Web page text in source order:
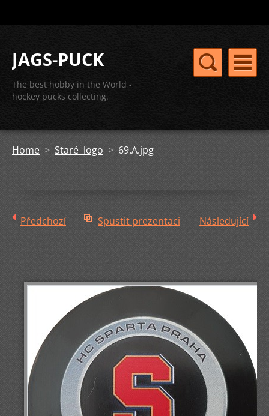
JAGS-PUCK
The best hobby in the World -
hockey pucks collecting.
Home > Staré logo > 69.A.jpg
Předchozí Spustit prezentaci Následující